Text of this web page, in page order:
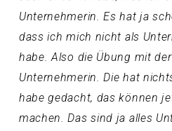
Unternehmerin. Es hat ja
dass ich mich nicht als
habe. Also die Übung mit
Unternehmerin. Die hat
habe gedacht, das können
machen. Das sind ja alles